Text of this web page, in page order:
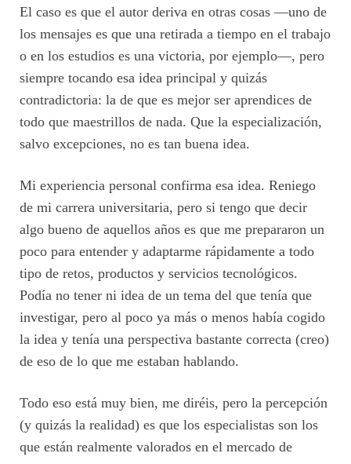
El caso es que el autor deriva en otras cosas —uno de
los mensajes es que una retirada a tiempo en el trabajo
o en los estudios es una victoria, por ejemplo—, pero
siempre tocando esa idea principal y quizás
contradictoria: la de que es mejor ser aprendices de
todo que maestrillos de nada. Que la especialización,
salvo excepciones, no es tan buena idea.
Mi experiencia personal confirma esa idea. Reniego
de mi carrera universitaria, pero si tengo que decir
algo bueno de aquellos años es que me prepararon un
poco para entender y adaptarme rápidamente a todo
tipo de retos, productos y servicios tecnológicos.
Podía no tener ni idea de un tema del que tenía que
investigar, pero al poco ya más o menos había cogido
la idea y tenía una perspectiva bastante correcta (creo)
de eso de lo que me estaban hablando.
Todo eso está muy bien, me diréis, pero la percepción
(y quizás la realidad) es que los especialistas son los
que están realmente valorados en el mercado de